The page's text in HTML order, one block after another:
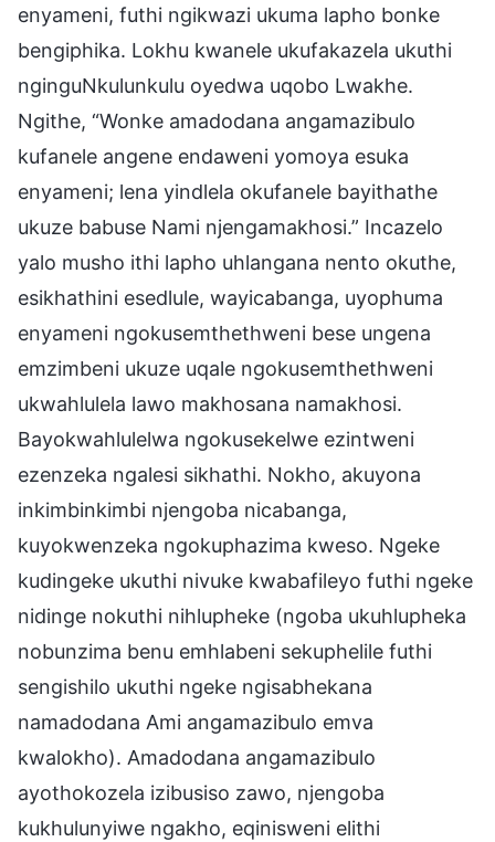
enyameni, futhi ngikwazi ukuma lapho bonke
bengiphika. Lokhu kwanele ukufakazela ukuthi
nginguNkulunkulu oyedwa uqobo Lwakhe.
Ngithe, “Wonke amadodana angamazibulo
kufanele angene endaweni yomoya esuka
enyameni; lena yindlela okufanele bayithathe
ukuze babuse Nami njengamakhosi.” Incazelo
yalo musho ithi lapho uhlangana nento okuthe,
esikhathini esedlule, wayicabanga, uyophuma
enyameni ngokusemthethweni bese ungena
emzimbeni ukuze uqale ngokusemthethweni
ukwahlulela lawo makhosana namakhosi.
Bayokwahlulelwa ngokusekelwe ezintweni
ezenzeka ngalesi sikhathi. Nokho, akuyona
inkimbinkimbi njengoba nicabanga,
kuyokwenzeka ngokuphazima kweso. Ngeke
kudingeke ukuthi nivuke kwabafileyo futhi ngeke
nidinge nokuthi nihlupheke (ngoba ukuhlupheka
nobunzima benu emhlabeni sekuphelile futhi
sengishilo ukuthi ngeke ngisabhekana
namadodana Ami angamazibulo emva
kwalokho). Amadodana angamazibulo
ayothokozela izibusiso zawo, njengoba
kukhulunyiwe ngakho, eqinisweni elithi